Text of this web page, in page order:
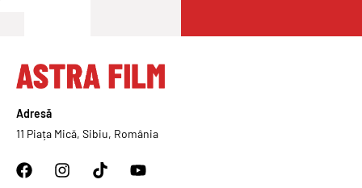
Adresă
11 Piața Mică, Sibiu, România